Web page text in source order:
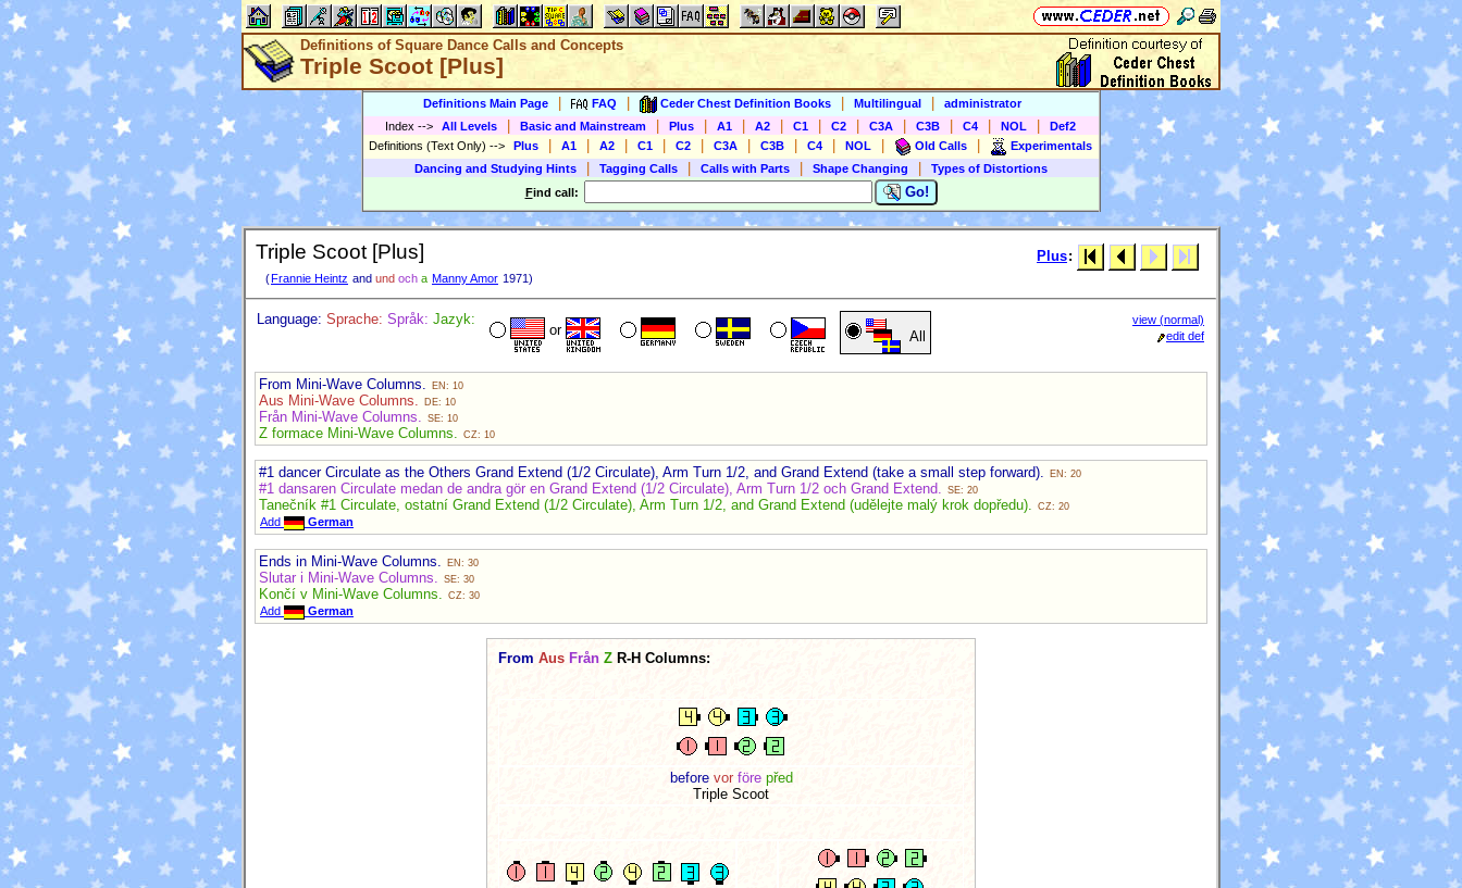
Definitions of Square Dance Calls and Concepts
Triple Scoot [Plus]
Definitions Main Page FAQ Ceder Chest Definition Books Multilingual
administrator
Index --> All Levels Basic and Mainstream Plus A1 A2 C1 C2 C3A C3B C4 NOL
Def2
Definitions (Text Only) --> Plus A1 A2 C1 C2 C3A C3B C4 NOL Old Calls
Experimentals
Dancing and Studying Hints
Tagging Calls Calls with Parts Shape Changing
Types of Distortions
Find call: Go!
Triple Scoot [Plus]
( Frannie Heintz and und och a Manny Amor 1971)
Plus:
Language: Sprache: Språk: Jazyk:
or All
view (normal)
edit def
From Mini-Wave Columns. EN: 10
Aus Mini-Wave Columns. DE: 10
Från Mini-Wave Columns. SE: 10
Z formace Mini-Wave Columns. CZ: 10
#1 dancer Circulate as the Others Grand Extend (1/2 Circulate), Arm Turn 1/2, and Grand Extend (take a small step forward). EN: 20
#1 dansaren Circulate medan de andra gör en Grand Extend (1/2 Circulate), Arm Turn 1/2 och Grand Extend. SE: 20
Tanečník #1 Circulate, ostatní Grand Extend (1/2 Circulate), Arm Turn 1/2, and Grand Extend (udělejte malý krok dopředu). CZ: 20
Add German
Ends in Mini-Wave Columns. EN: 30
Slutar i Mini-Wave Columns. SE: 30
Končí v Mini-Wave Columns. CZ: 30
Add German
From Aus Från Z R-H Columns:
before vor före před
Triple Scoot